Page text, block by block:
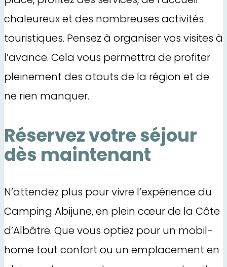
chaleureux et des nombreuses activités
touristiques. Pensez à organiser vos visites à
l’avance. Cela vous permettra de profiter
pleinement des atouts de la région et de
ne rien manquer.
Réservez votre séjour
dès maintenant
N’attendez plus pour vivre l’expérience du
Camping Abijune, en plein cœur de la Côte
d’Albâtre. Que vous optiez pour un mobil-
home tout confort ou un emplacement en